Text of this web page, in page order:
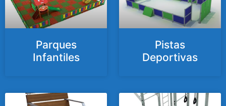
Parques
Infantiles
Pistas
Deportivas